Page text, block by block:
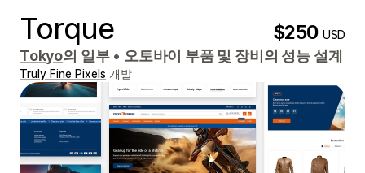
Torque $250USD
Tokyo의 일부 • 오토바이 부품 및 장비의 성능 설계
Truly Fine Pixels 개발